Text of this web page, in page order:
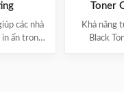
các nhà
in ấn trong
tương
Toner
Khả năng
Black